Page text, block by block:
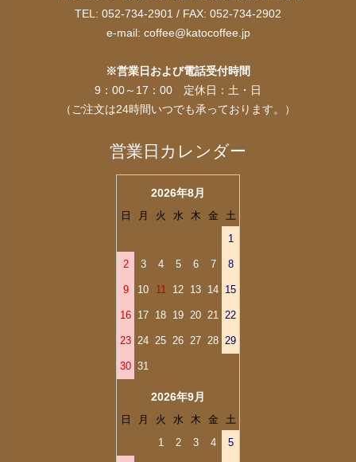
TEL: 052-734-2901 / FAX: 052-734-2902
e-mail: coffee@katocoffee.jp
※営業日および電話受付時間
9：00～17：00 定休日：土・日
（ご注文は24時間いつでも承っております。）
営業日カレンダー
2026年8月
日 月 火 水 木 金
土
1
2 3 4 5 6 7 8
9 10 11 12 13 14 15
16 17 18 19 20 21 22
23 24 25 26 27 28 29
30 31
2026年9月
日 月 火 水 木 金
土
1
2 3 4 5